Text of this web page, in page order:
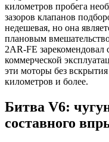
километров пробега
зазоров клапанов
недешевая, но она
плановым
2AR-FE
коммерческой
эти моторы без
километров и более.
Битва V6:
составного